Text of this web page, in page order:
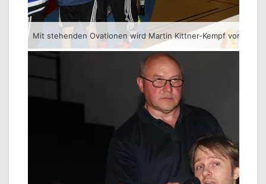
Mit stehenden Ovationen wird Martin Kittner-Kempf von den